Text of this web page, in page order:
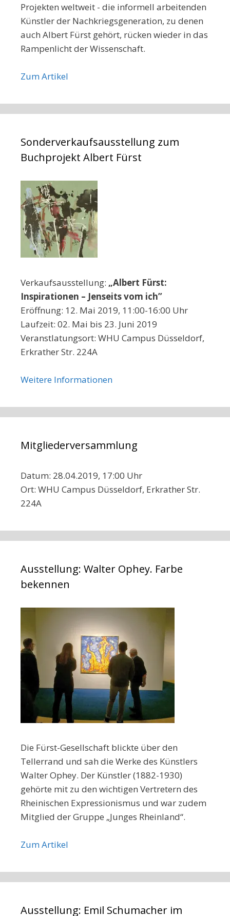
Projekten weltweit - die informell arbeitenden
Künstler der Nachkriegsgeneration, zu denen
auch Albert Fürst gehört, rücken wieder in das
Rampenlicht der Wissenschaft.
Zum Artikel
Sonderverkaufsausstellung zum
Buchprojekt Albert Fürst
Verkaufsausstellung: „Albert Fürst:
Inspirationen – Jenseits vom ich”
Eröffnung: 12. Mai 2019, 11:00-16:00 Uhr
Laufzeit: 02. Mai bis 23. Juni 2019
Veranstlatungsort: WHU Campus Düsseldorf,
Erkrather Str. 224A
Weitere Informationen
Mitgliederversammlung
Datum: 28.04.2019, 17:00 Uhr
Ort: WHU Campus Düsseldorf, Erkrather Str.
224A
Ausstellung: Walter Ophey. Farbe
bekennen
Die Fürst-Gesellschaft blickte über den
Tellerrand und sah die Werke des Künstlers
Walter Ophey. Der Künstler (1882-1930)
gehörte mit zu den wichtigen Vertretern des
Rheinischen Expressionismus und war zudem
Mitglied der Gruppe „Junges Rheinland“.
Zum Artikel
Ausstellung: Emil Schumacher im